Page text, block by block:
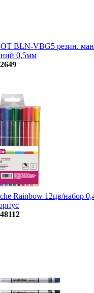
BLN-VBG5 резин.
0,5мм
Rainbow 12цв/набор